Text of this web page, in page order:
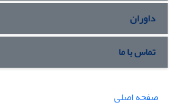
داوران
تماس با ما
صفحه اصلی